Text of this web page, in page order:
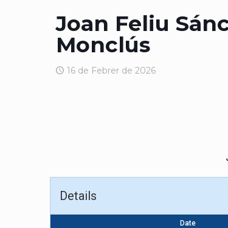
Joan Feliu
Monclús
16 de Febrer de 2026
Details
Date